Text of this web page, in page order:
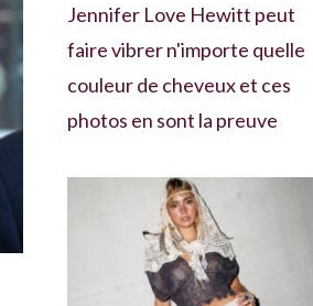
Jennifer Love Hewitt peut
faire vibrer n'importe quelle
couleur de cheveux et ces
photos en sont la preuve